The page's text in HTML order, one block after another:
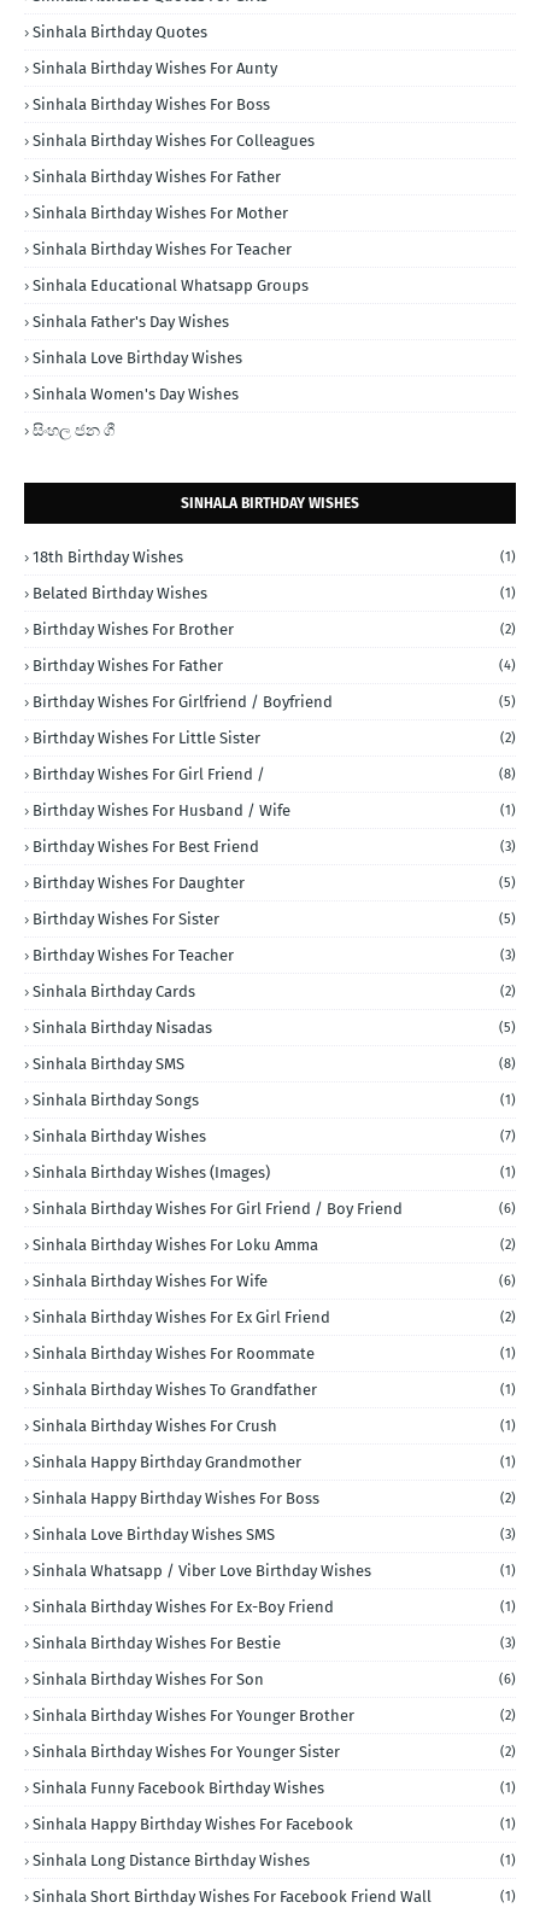
Sinhala Birthday Quotes
Sinhala Birthday Wishes For Aunty
Sinhala Birthday Wishes For Boss
Sinhala Birthday Wishes For Colleagues
Sinhala Birthday Wishes For Father
Sinhala Birthday Wishes For Mother
Sinhala Birthday Wishes For Teacher
Sinhala Educational Whatsapp Groups
Sinhala Father's Day Wishes
Sinhala Love Birthday Wishes
Sinhala Women's Day Wishes
සිංහල ජන ගී
SINHALA BIRTHDAY WISHES
18th Birthday Wishes (1)
Belated Birthday Wishes (1)
Birthday Wishes For Brother (2)
Birthday Wishes For Father (4)
Birthday Wishes For Girlfriend / Boyfriend (5)
Birthday Wishes For Little Sister (2)
Birthday Wishes For Girl Friend / (8)
Birthday Wishes For Husband / Wife (1)
Birthday Wishes For Best Friend (3)
Birthday Wishes For Daughter (5)
Birthday Wishes For Sister (5)
Birthday Wishes For Teacher (3)
Sinhala Birthday Cards (2)
Sinhala Birthday Nisadas (5)
Sinhala Birthday SMS (8)
Sinhala Birthday Songs (1)
Sinhala Birthday Wishes (7)
Sinhala Birthday Wishes (Images) (1)
Sinhala Birthday Wishes For Girl Friend / Boy Friend (6)
Sinhala Birthday Wishes For Loku Amma (2)
Sinhala Birthday Wishes For Wife (6)
Sinhala Birthday Wishes For Ex Girl Friend (2)
Sinhala Birthday Wishes For Roommate (1)
Sinhala Birthday Wishes To Grandfather (1)
Sinhala Birthday Wishes For Crush (1)
Sinhala Happy Birthday Grandmother (1)
Sinhala Happy Birthday Wishes For Boss (2)
Sinhala Love Birthday Wishes SMS (3)
Sinhala Whatsapp / Viber Love Birthday Wishes (1)
Sinhala Birthday Wishes For Ex-Boy Friend (1)
Sinhala Birthday Wishes For Bestie (3)
Sinhala Birthday Wishes For Son (6)
Sinhala Birthday Wishes For Younger Brother (2)
Sinhala Birthday Wishes For Younger Sister (2)
Sinhala Funny Facebook Birthday Wishes (1)
Sinhala Happy Birthday Wishes For Facebook (1)
Sinhala Long Distance Birthday Wishes (1)
Sinhala Short Birthday Wishes For Facebook Friend Wall (1)